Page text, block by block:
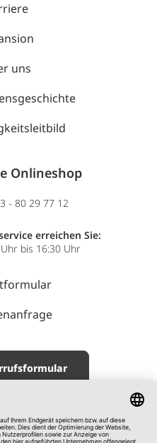
uns
Onlineshop
- 80 29 77 12
erreichen Sie:
bis 16:30 Uhr